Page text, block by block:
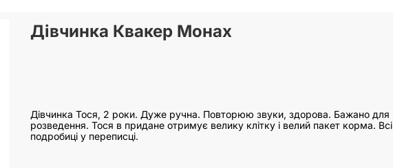
Дівчинка Квакер Монах
Дівчинка Тося, 2 роки. Дуже ручна. Повторюю звуки, здорова. Бажано для
розведення. Тося в придане отримує велику клітку і велий пакет корма. Всі
подробиці у переписці.